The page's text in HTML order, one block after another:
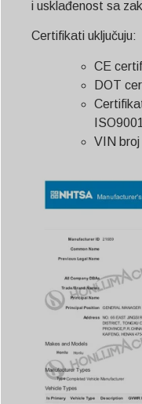
i usklađenost sa
Certifikati uključuju:
CE
DOT
ISO9001
VIN broj